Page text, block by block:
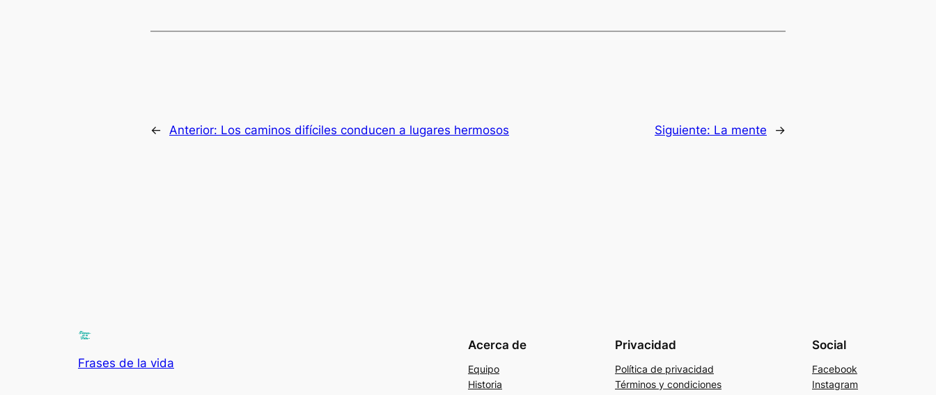
← Anterior: Los caminos difíciles conducen a lugares hermosos Siguiente: La mente →
Frases de la vida
Acerca de
Equipo
Historia
Privacidad
Política de privacidad
Términos y condiciones
Social
Facebook
Instagram